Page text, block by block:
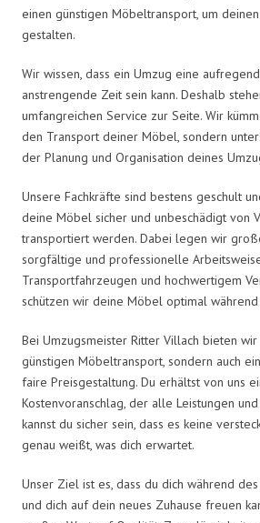
einen günstigen Möbeltransport, um
gestalten.
Wir wissen, dass ein Umzug eine
anstrengende Zeit sein kann. Deshalb
umfangreichen Service zur Seite. Wir
den Transport deiner Möbel, sondern
der Planung und Organisation deines
Unsere Fachkräfte sind bestens geschult
deine Möbel sicher und unbeschädigt von
transportiert werden. Dabei legen wir
sorgfältige und professionelle
Transportfahrzeugen und hochwertigem
schützen wir deine Möbel optimal
Bei Umzugsmeister Ritter Villach bieten
günstigen Möbeltransport, sondern auch
faire Preisgestaltung. Du erhältst von uns
Kostenvoranschlag, der alle Leistungen
kannst du sicher sein, dass es keine
genau weißt, was dich erwartet.
Unser Ziel ist es, dass du dich während
und dich auf dein neues Zuhause freuen